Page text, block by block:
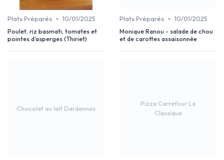
Plats Préparés • 10/01/2025
Poulet, riz basmati, tomates et
pointes d'asperges (Thiriet)
Plats Préparés • 10/01/2025
Monique Ranou - salade de chou
et de carottes assaisonnée
Chocolat au lait Dardennes
Pizza Carrefour La
Classique